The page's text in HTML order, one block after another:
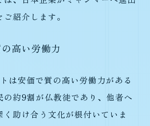
紹介します。
高い労働力
は安価で質の高い労働力がある
の約9割が仏教徒であり、他者へ
く助け合う文化が根付いていま